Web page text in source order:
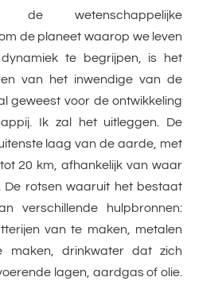
wetenschappelijke
de planeet waarop we leven
te begrijpen, is het
van het inwendige van de
geweest voor de ontwikkeling
Ik zal het uitleggen. De
laag van de aarde, met
20 km, afhankelijk van waar
De rotsen waaruit het bestaat
verschillende hulpbronnen:
van te maken, metalen
drinkwater dat zich
lagen, aardgas of olie.